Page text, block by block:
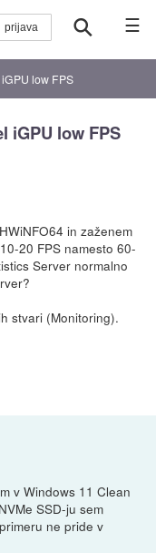
☰
low FPS
iGPU low FPS
in zaženem
20 FPS namesto 60-
Server normalno
stvari (Monitoring).
v Windows 11 Clean
SSD-ju sem
ne pride v